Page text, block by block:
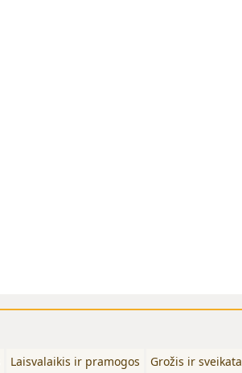
Laisvalaikis ir pramogos Grožis ir sveikata